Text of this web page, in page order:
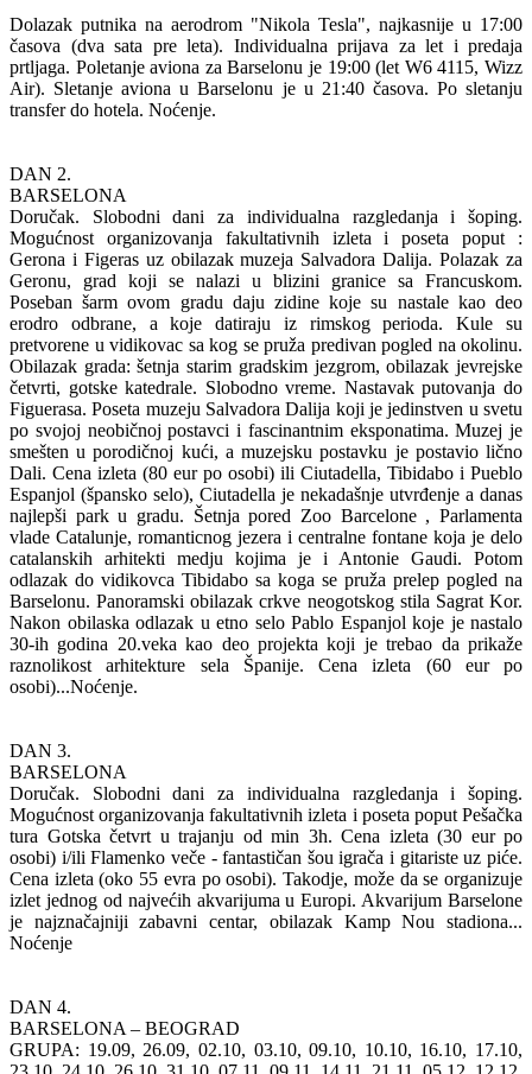
Dolazak putnika na aerodrom "Nikola Tesla", najkasnije u 17:00
časova (dva sata pre leta). Individualna prijava za let i predaja
prtljaga. Poletanje aviona za Barselonu je 19:00 (let W6 4115, Wizz
Air). Sletanje aviona u Barselonu je u 21:40 časova. Po sletanju
transfer do hotela. Noćenje.
DAN 2.
BARSELONA
Doručak. Slobodni dani za individualna razgledanja i šoping.
Mogućnost organizovanja fakultativnih izleta i poseta poput :
Gerona i Figeras uz obilazak muzeja Salvadora Dalija. Polazak za
Geronu, grad koji se nalazi u blizini granice sa Francuskom.
Poseban šarm ovom gradu daju zidine koje su nastale kao deo
erodro odbrane, a koje datiraju iz rimskog perioda. Kule su
pretvorene u vidikovac sa kog se pruža predivan pogled na okolinu.
Obilazak grada: šetnja starim gradskim jezgrom, obilazak jevrejske
četvrti, gotske katedrale. Slobodno vreme. Nastavak putovanja do
Figuerasa. Poseta muzeju Salvadora Dalija koji je jedinstven u svetu
po svojoj neobičnoj postavci i fascinantnim eksponatima. Muzej je
smešten u porodičnoj kući, a muzejsku postavku je postavio lično
Dali. Cena izleta (80 eur po osobi) ili Ciutadella, Tibidabo i Pueblo
Espanjol (špansko selo), Ciutadella je nekadašnje utvrđenje a danas
najlepši park u gradu. Šetnja pored Zoo Barcelone , Parlamenta
vlade Catalunje, romanticnog jezera i centralne fontane koja je delo
catalanskih arhitekti medju kojima je i Antonie Gaudi. Potom
odlazak do vidikovca Tibidabo sa koga se pruža prelep pogled na
Barselonu. Panoramski obilazak crkve neogotskog stila Sagrat Kor.
Nakon obilaska odlazak u etno selo Pablo Espanjol koje je nastalo
30-ih godina 20.veka kao deo projekta koji je trebao da prikaže
raznolikost arhitekture sela Španije. Cena izleta (60 eur po
osobi)...Noćenje.
DAN 3.
BARSELONA
Doručak. Slobodni dani za individualna razgledanja i šoping.
Mogućnost organizovanja fakultativnih izleta i poseta poput Pešačka
tura Gotska četvrt u trajanju od min 3h. Cena izleta (30 eur po
osobi) i/ili Flamenko veče - fantastičan šou igrača i gitariste uz piće.
Cena izleta (oko 55 evra po osobi). Takodje, može da se organizuje
izlet jednog od najvećih akvarijuma u Europi. Akvarijum Barselone
je najznačajniji zabavni centar, obilazak Kamp Nou stadiona...
Noćenje
DAN 4.
BARSELONA – BEOGRAD
GRUPA: 19.09, 26.09, 02.10, 03.10, 09.10, 10.10, 16.10, 17.10,